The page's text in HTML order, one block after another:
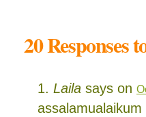
20 Responses
Laila says on
assalamualaikum